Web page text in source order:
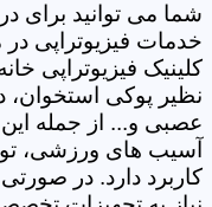
شما می توانید برای
خدمات فیزیوتراپی در
کلینیک فیزیوتراپی
نظیر پوکی
عصبی و... از جمله
آسیب های ورزشی،
کاربرد دارد. در